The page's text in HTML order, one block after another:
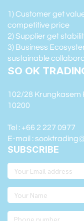
1) Customer get
competitive price
2) Supplier get
3) Business
sustainable
SO OK
102/28 Krungkasem
10200
Tel : +66 2 227 0977
E-mail :
SUBSCRIBE